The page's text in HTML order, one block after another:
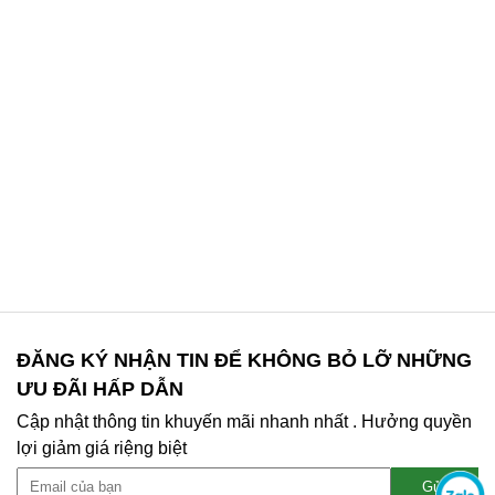
ĐĂNG KÝ NHẬN TIN ĐỂ KHÔNG BỎ LỠ NHỮNG
ƯU ĐÃI HẤP DẪN
Cập nhật thông tin khuyến mãi nhanh nhất . Hưởng quyền
lợi giảm giá riệng biệt